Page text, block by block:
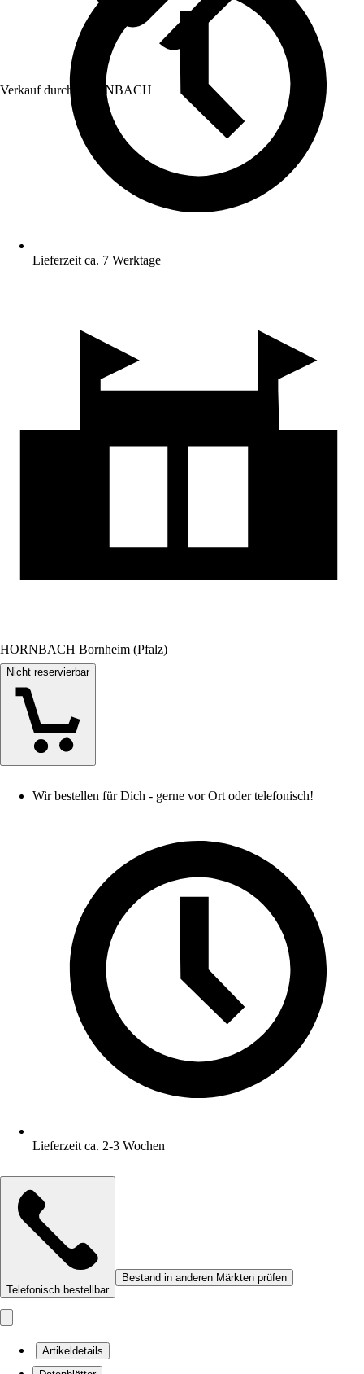
Verkauf durch: HORNBACH
Lieferzeit ca. 7 Werktage
HORNBACH Bornheim (Pfalz)
Nicht reservierbar
Wir bestellen für Dich - gerne vor Ort oder telefonisch!
Lieferzeit ca. 2-3 Wochen
Telefonisch bestellbar
Bestand in anderen Märkten prüfen
Artikeldetails